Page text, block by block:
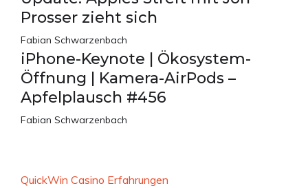
Prosser zieht sich
Fabian Schwarzenbach
iPhone-Keynote | Ökosystem-
Öffnung | Kamera-AirPods –
Apfelplausch #456
Fabian Schwarzenbach
QuickWin Casino Erfahrungen